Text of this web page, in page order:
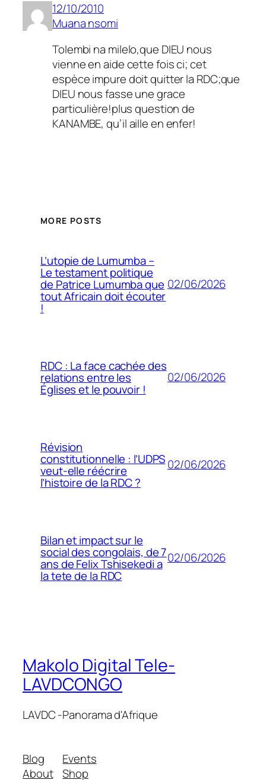
12/10/2010
Muana nsomi
Tolembi na milelo,que DIEU nous
vienne en aide cette fois ci; cet
espèce impure doit quitter la RDC;que
DIEU nous fasse une grace
particulière!plus question de
KANAMBE, qu’il aille en enfer!
MORE POSTS
L’utopie de Lumumba –
Le testament politique
de Patrice Lumumba que
tout Africain doit écouter
!
02/06/2026
RDC : La face cachée des
relations entre les
Églises et le pouvoir !
02/06/2026
Révision
constitutionnelle : l’UDPS
veut-elle réécrire
l’histoire de la RDC ?
02/06/2026
Bilan et impact sur le
social des congolais, de 7
ans de Felix Tshisekedi a
la tete de la RDC
02/06/2026
Makolo Digital Tele-
LAVDCONGO
LAVDC -Panorama d'Afrique
Blog
About
Events
Shop